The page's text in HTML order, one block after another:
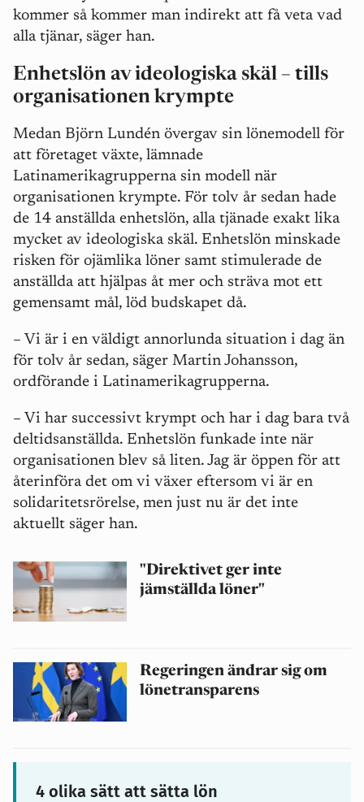
kommer så kommer man indirekt att få veta vad
alla tjänar, säger han.
Enhetslön av ideologiska skäl – tills
organisationen krympte
Medan Björn Lundén övergav sin lönemodell för
att företaget växte, lämnade
Latinamerikagrupperna sin modell när
organisationen krympte. För tolv år sedan hade
de 14 anställda enhetslön, alla tjänade exakt lika
mycket av ideologiska skäl. Enhetslön minskade
risken för ojämlika löner samt stimulerade de
anställda att hjälpas åt mer och sträva mot ett
gemensamt mål, löd budskapet då.
– Vi är i en väldigt annorlunda situation i dag än
för tolv år sedan, säger Martin Johansson,
ordförande i Latinamerikagrupperna.
– Vi har successivt krympt och har i dag bara två
deltidsanställda. Enhetslön funkade inte när
organisationen blev så liten. Jag är öppen för att
återinföra det om vi växer eftersom vi är en
solidaritetsrörelse, men just nu är det inte
aktuellt säger han.
"Direktivet ger inte
jämställda löner"
Regeringen ändrar sig om
lönetransparens
4 olika sätt att sätta lön